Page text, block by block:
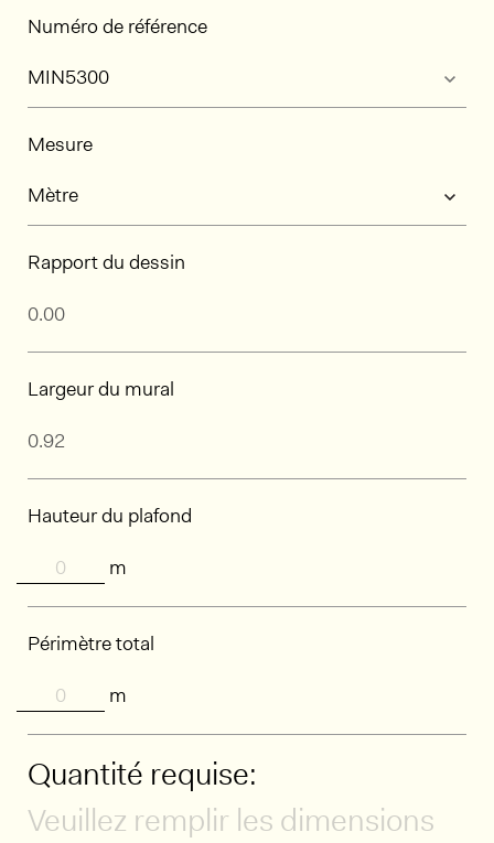
Numéro de référence
Mesure
Rapport du dessin
Largeur du mural
Hauteur du plafond
m
Périmètre total
m
Quantité requise:
Veuillez remplir les dimensions